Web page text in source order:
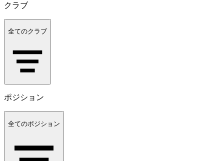
クラブ
全てのクラブ
ポジション
全てのポジション